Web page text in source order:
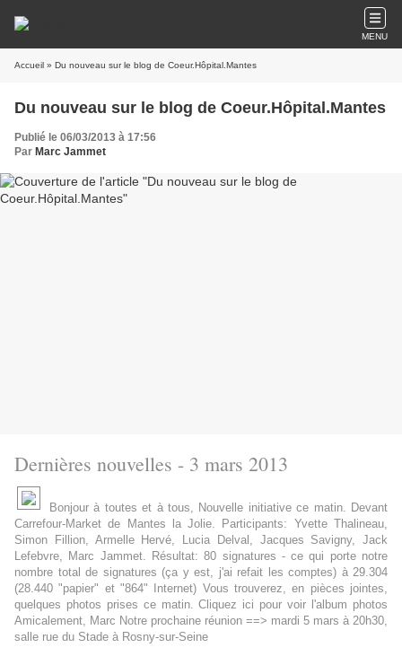
MENU
Accueil » Du nouveau sur le blog de Coeur.Hôpital.Mantes
Du nouveau sur le blog de Coeur.Hôpital.Mantes
Publié le 06/03/2013 à 17:56
Par Marc Jammet
Dernières nouvelles - 3 mars 2013
Bonjour à toutes et à tous, Nouvelle initiative ce matin. Devant
Carrefour-Market de Mantes la Jolie. Participants: Yvette Thalineau,
Simon Fillion, Armelle Hervé, Lucia Delval, Jacques Savigny, Jack
Lefebvre, Marc Jammet. Résultat: 80 signatures - ce qui porte notre
nombre total de signatures (ça y est, j'ai refait les comptes) à 29.304
(28.440 "papier" et "864" Internet) Vous trouverez, en pièces jointes,
quelques photos prises ce matin. Cliquez ici pour voir l'album photos
Amicalement, Marc Notre prochaine réunion ==> mardi 5 mars à 20h30,
salle rue du Stade à Rosny-sur-Seine